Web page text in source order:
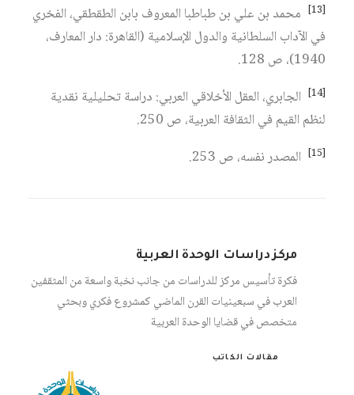
[13]
محمد بن علي بن طباطبا المعروف بابن الطقطقي، الفخري
في الآداب السلطانية والدول الإسلامية (القاهرة: دار المعارف،
1940)، ص 128.
[14]
الجابري، العقل الأخلاقي العربي: دراسة تحليلية نقدية
لنظم القيم في الثقافة العربية، ص 250.
[15] المصدر نفسه، ص 253.
مركز دراسات الوحدة العربية
فكرة تأسيس مركز للدراسات من جانب نخبة واسعة من المثقفين
العرب في سبعينيات القرن الماضي كمشروع فكري وبحثي
متخصص في قضايا الوحدة العربية
مقالات الكاتب